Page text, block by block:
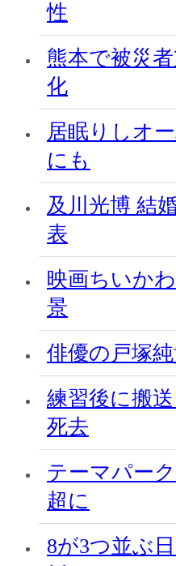
性
熊本で被災
化
居眠りしオ
にも
及川光博 結
表
映画ちいか
景
俳優の戸塚
練習後に搬
死去
テーマパー
超に
8が3つ並ぶ